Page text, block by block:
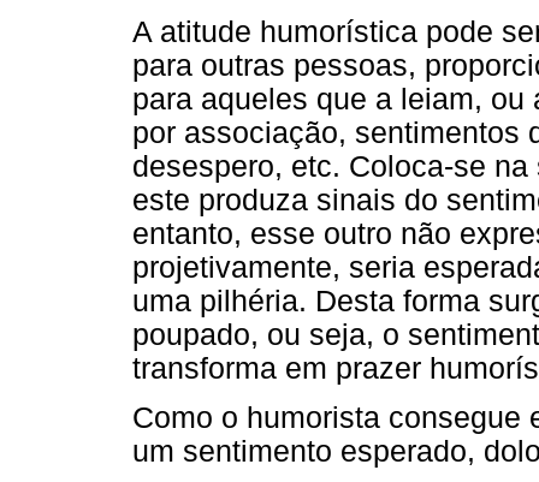
A atitude humorística pode
para outras pessoas,
para aqueles que a leiam,
por associação, sentimentos
desespero, etc. Coloca-se
este produza sinais do
entanto, esse outro não
projetivamente, seria
uma pilhéria. Desta forma
poupado, ou seja, o
transforma em prazer
Como o humorista consegue
um sentimento esperado,